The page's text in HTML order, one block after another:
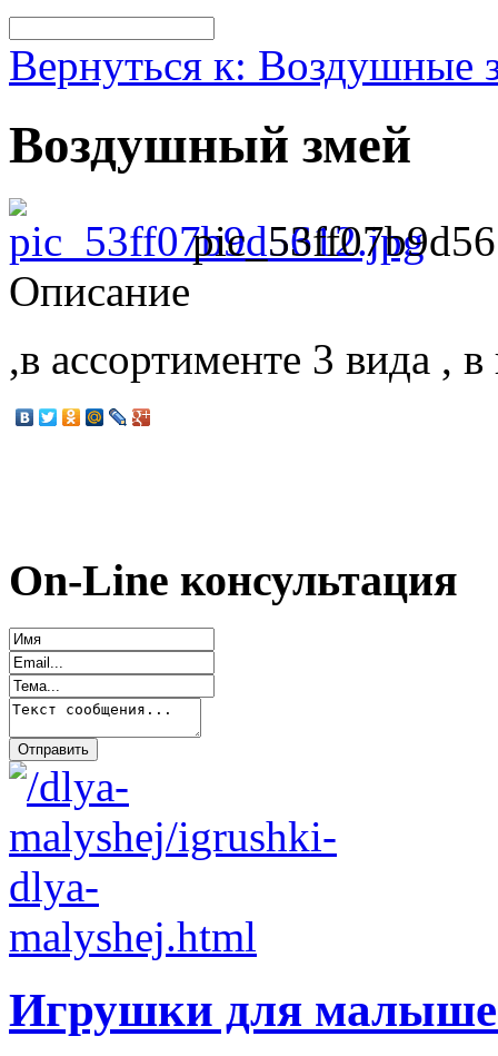
Вернуться к: Воздушные
Воздушный змей
Описание
,в ассортименте 3 вида ,
On-Line консультация
Игрушки для